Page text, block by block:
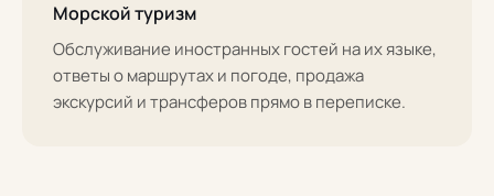
Морской туризм
Обслуживание иностранных гостей на их языке,
ответы о маршрутах и погоде, продажа
экскурсий и трансферов прямо в переписке.